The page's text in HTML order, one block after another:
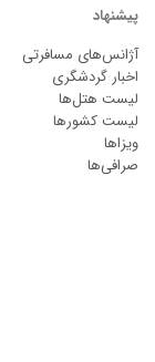
پیشنهاد
آژانس‌های مسافرتی
اخبار گردشگری
لیست هتل‌ها
لیست کشورها
ویزاها
صرافی‌ها